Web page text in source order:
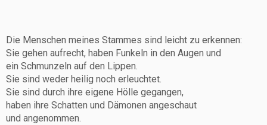
Die Menschen meines Stammes sind leicht zu erkennen:
Sie gehen aufrecht, haben Funkeln in den Augen und
ein Schmunzeln auf den Lippen.
Sie sind weder heilig noch erleuchtet.
Sie sind durch ihre eigene Hölle gegangen,
haben ihre Schatten und Dämonen angeschaut
und angenommen.